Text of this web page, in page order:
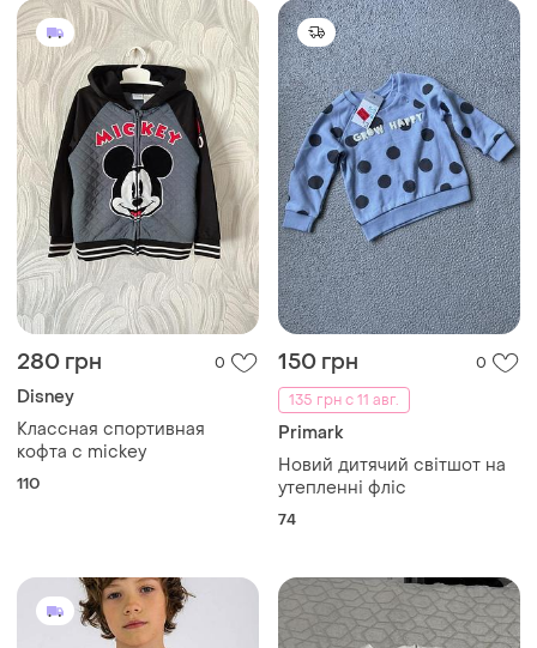
280 грн 0
Disney
Классная спортивная
кофта с mickey
110
150 грн
0
135 грн с 11 авг.
Primark
Новий дитячий світшот на
утепленні фліс
74